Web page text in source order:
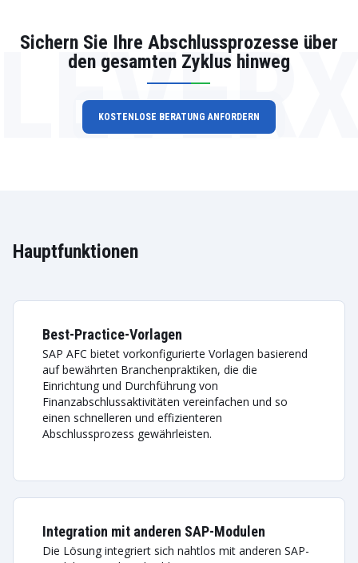
Sichern Sie Ihre Abschlussprozesse über
den gesamten Zyklus hinweg
KOSTENLOSE BERATUNG ANFORDERN
Hauptfunktionen
Best-Practice-Vorlagen
SAP AFC bietet vorkonfigurierte Vorlagen basierend
auf bewährten Branchenpraktiken, die die
Einrichtung und Durchführung von
Finanzabschlussaktivitäten vereinfachen und so
einen schnelleren und effizienteren
Abschlussprozess gewährleisten.
Integration mit anderen SAP-Modulen
Die Lösung integriert sich nahtlos mit anderen SAP-